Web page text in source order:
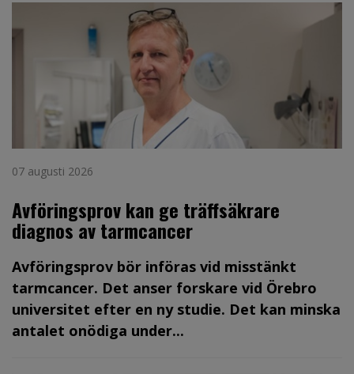
07 augusti 2026
Avföringsprov kan ge träffsäkrare
diagnos av tarmcancer
Avföringsprov bör införas vid misstänkt
tarmcancer. Det anser forskare vid Örebro
universitet efter en ny studie. Det kan minska
antalet onödiga under...